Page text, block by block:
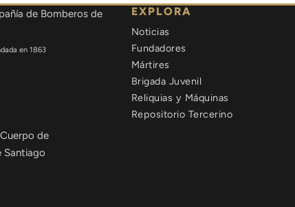
de Bomberos de
en 1863
de
Santiago
EXPLORA
Noticias
Fundadores
Mártires
Brigada Juvenil
Reliquias y Máquinas
Repositorio Tercerino